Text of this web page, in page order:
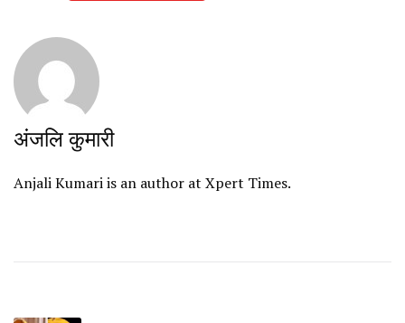
अंजलि कुमारी
Anjali Kumari is an author at Xpert Times.